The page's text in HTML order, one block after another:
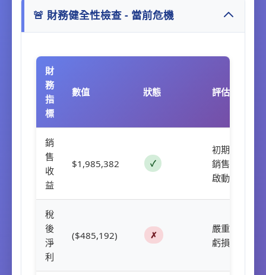
🚨 財務健全性檢查 - 當前危機
財
務
指
標
數值 狀態 評估
銷
售
收
益
$1,985,382 ✓
初期
銷售
啟動
稅
後
淨
利
($485,192) ✗
嚴重
虧損